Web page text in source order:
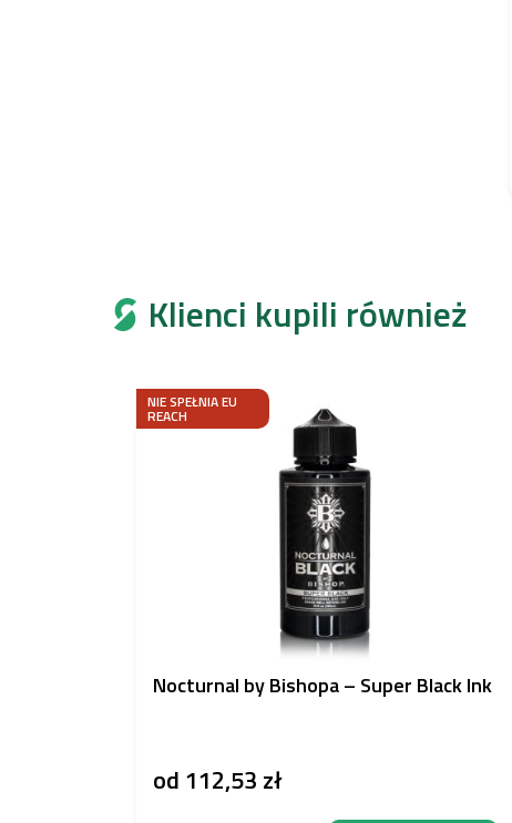
Klienci kupili również
NIE SPEŁNIA EU
REACH
Nocturnal by Bishopa – Super Black Ink
od 112,53 zł